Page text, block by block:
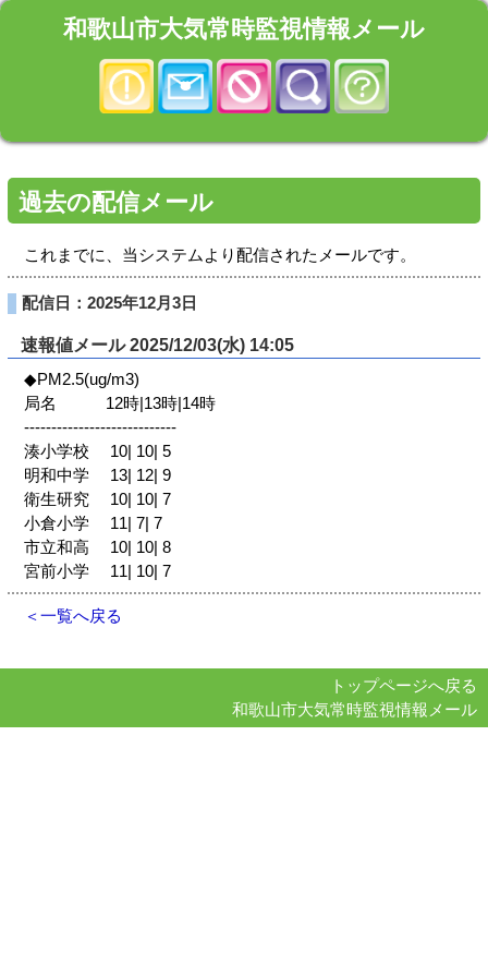
和歌山市大気常時監視情報メール
過去の配信メール
これまでに、当システムより配信されたメールです。
配信日：2025年12月3日
速報値メール 2025/12/03(水) 14:05
◆PM2.5(ug/m3)
局名 12時|13時|14時
----------------------------
湊小学校 10| 10| 5
明和中学 13| 12| 9
衛生研究 10| 10| 7
小倉小学 11| 7| 7
市立和高 10| 10| 8
宮前小学 11| 10| 7
＜一覧へ戻る
トップページへ戻る
和歌山市大気常時監視情報メール